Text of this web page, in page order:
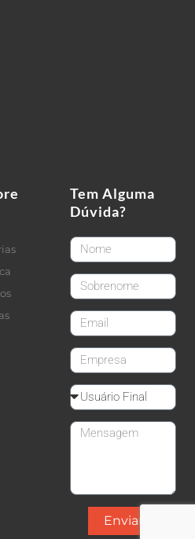
Tem Alguma
Dúvida?
FirstName
LastName
email
CompanyName
Reseller
Message
Enviar